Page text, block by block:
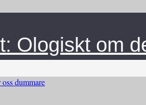
Ologiskt om